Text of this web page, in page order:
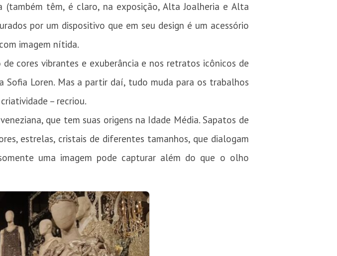
têm, é claro, na exposição, Alta Joalheria e Alta
por um dispositivo que em seu design é um acessório
imagem nítida.
cores vibrantes e exuberância e nos retratos icônicos de
Sofia Loren. Mas a partir daí, tudo muda para os trabalhos
– recriou.
que tem suas origens na Idade Média. Sapatos de
estrelas, cristais de diferentes tamanhos, que dialogam
uma imagem pode capturar além do que o olho